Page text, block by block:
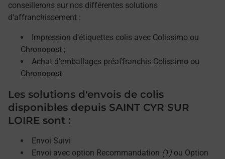
conseillerons sur nos différentes solutions
d'affranchissement :
Impression d'étiquettes colis avec Colissimo ou
Chronopost ;
Achat d'emballages préaffranchis Colissimo ou
Chronopost
Les solutions d'envois de colis
disponibles depuis SAINT CYR SUR
LOIRE sont :
Envoi Suivi
Envoi avec option Recommandation (1) ou Option